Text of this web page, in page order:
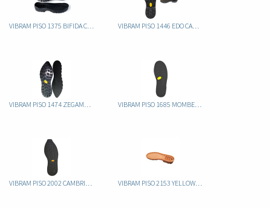
VIBRAM PISO 1375 BIFIDA CAUCHO VIBRAM PISO 1446 EDO CAUCHO
VIBRAM PISO 1474 ZEGAMA CAUCHO VIBRAM PISO 1685 MOMBELLO CAUCHO
VIBRAM PISO 2002 CAMBRIDGE CAUCHO VIBRAM PISO 2153 YELLOW BOOT